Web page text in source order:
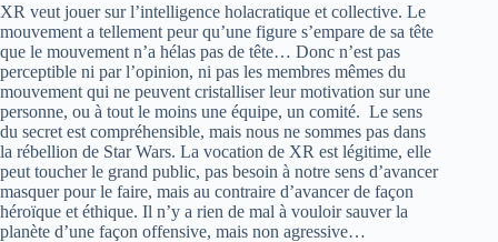
XR veut jouer sur l’intelligence holacratique et collective. Le
mouvement a tellement peur qu’une figure s’empare de sa tête
que le mouvement n’a hélas pas de tête… Donc n’est pas
perceptible ni par l’opinion, ni pas les membres mêmes du
mouvement qui ne peuvent cristalliser leur motivation sur une
personne, ou à tout le moins une équipe, un comité. Le sens
du secret est compréhensible, mais nous ne sommes pas dans
la rébellion de Star Wars. La vocation de XR est légitime, elle
peut toucher le grand public, pas besoin à notre sens d’avancer
masquer pour le faire, mais au contraire d’avancer de façon
héroïque et éthique. Il n’y a rien de mal à vouloir sauver la
planète d’une façon offensive, mais non agressive…